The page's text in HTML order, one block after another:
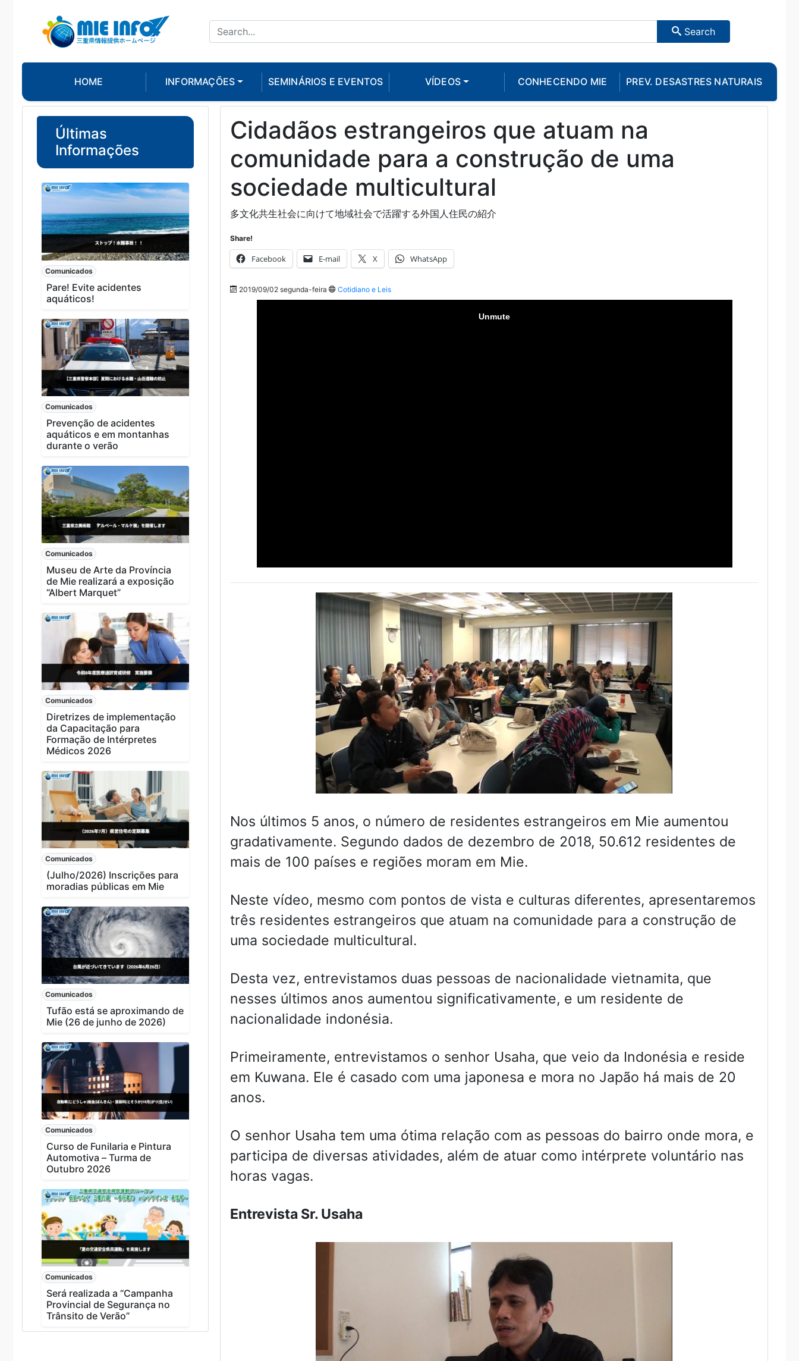
Search
HOME INFORMAÇÕES SEMINÁRIOS E EVENTOS VÍDEOS CONHECENDO MIE PREV. DESASTRES NATURAIS
Últimas
Informações
Comunicados
Pare! Evite acidentes
aquáticos!
Comunicados
Prevenção de acidentes
aquáticos e em montanhas
durante o verão
Comunicados
Museu de Arte da Província
de Mie realizará a exposição
“Albert Marquet”
Comunicados
Diretrizes de implementação
da Capacitação para
Formação de Intérpretes
Médicos 2026
Comunicados
(Julho/2026) Inscrições para
moradias públicas em Mie
Comunicados
Tufão está se aproximando de
Mie (26 de junho de 2026)
Comunicados
Curso de Funilaria e Pintura
Automotiva – Turma de
Outubro 2026
Comunicados
Será realizada a “Campanha
Provincial de Segurança no
Trânsito de Verão”
Cidadãos estrangeiros que atuam na
comunidade para a construção de uma
sociedade multicultural
多文化共生社会に向けて地域社会で活躍する外国人住民の紹介
Share!
Facebook E-mail X WhatsApp
2019/09/02 segunda-feira Cotidiano e Leis
Nos últimos 5 anos, o número de residentes estrangeiros em Mie aumentou
gradativamente. Segundo dados de dezembro de 2018, 50.612 residentes de
mais de 100 países e regiões moram em Mie.
Neste vídeo, mesmo com pontos de vista e culturas diferentes, apresentaremos
três residentes estrangeiros que atuam na comunidade para a construção de
uma sociedade multicultural.
Desta vez, entrevistamos duas pessoas de nacionalidade vietnamita, que
nesses últimos anos aumentou significativamente, e um residente de
nacionalidade indonésia.
Primeiramente, entrevistamos o senhor Usaha, que veio da Indonésia e reside
em Kuwana. Ele é casado com uma japonesa e mora no Japão há mais de 20
anos.
O senhor Usaha tem uma ótima relação com as pessoas do bairro onde mora, e
participa de diversas atividades, além de atuar como intérprete voluntário nas
horas vagas.
Entrevista Sr. Usaha